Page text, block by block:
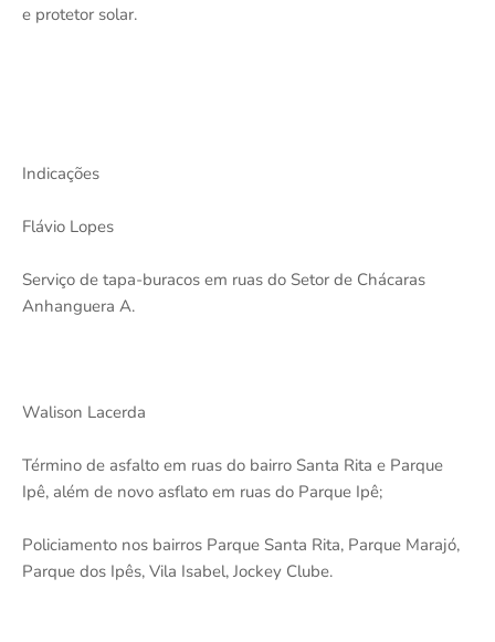
e protetor solar.
Indicações
Flávio Lopes
Serviço de tapa-buracos em ruas do Setor de Chácaras
Anhanguera A.
Walison Lacerda
Término de asfalto em ruas do bairro Santa Rita e Parque
Ipê, além de novo asflato em ruas do Parque Ipê;
Policiamento nos bairros Parque Santa Rita, Parque Marajó,
Parque dos Ipês, Vila Isabel, Jockey Clube.